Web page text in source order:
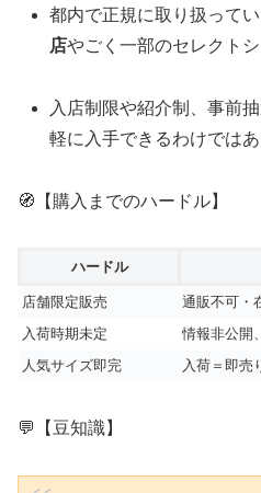
都内で正規に取り扱って
店やごく一部のセレクトシ
入店制限や紹介制、事前
軽に入手できるわけではあ
🧭【購入までのハードル】
ハードル
店舗限定販売
通販不可・
入荷時期未定
情報非公開
人気サイズ即完
入荷＝即売
💬【豆知識】